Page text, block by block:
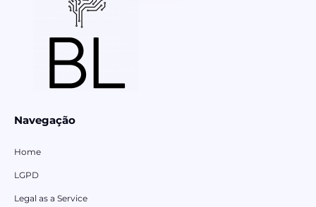
Navegação
Home
LGPD
Legal as a Service